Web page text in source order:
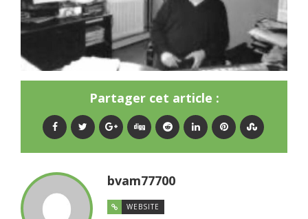
Partager cet article :
bvam77700
WEBSITE